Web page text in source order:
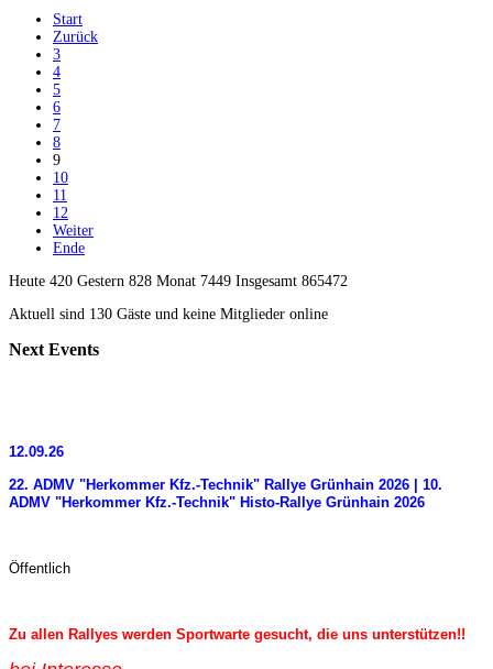
Start
Zurück
3
4
5
6
7
8
9
10
11
12
Weiter
Ende
Heute 420 Gestern 828 Monat 7449 Insgesamt 865472
Aktuell sind 130 Gäste und keine Mitglieder online
NextEvents
12.09.26
22. ADMV "Herkommer Kfz.-Technik" Rallye Grünhain 2026 | 10.
ADMV "Herkommer Kfz.-Technik" Histo-Rallye Grünhain 2026
Öffentlich
Zu allen Rallyes werden Sportwarte gesucht, die uns unterstützen!!